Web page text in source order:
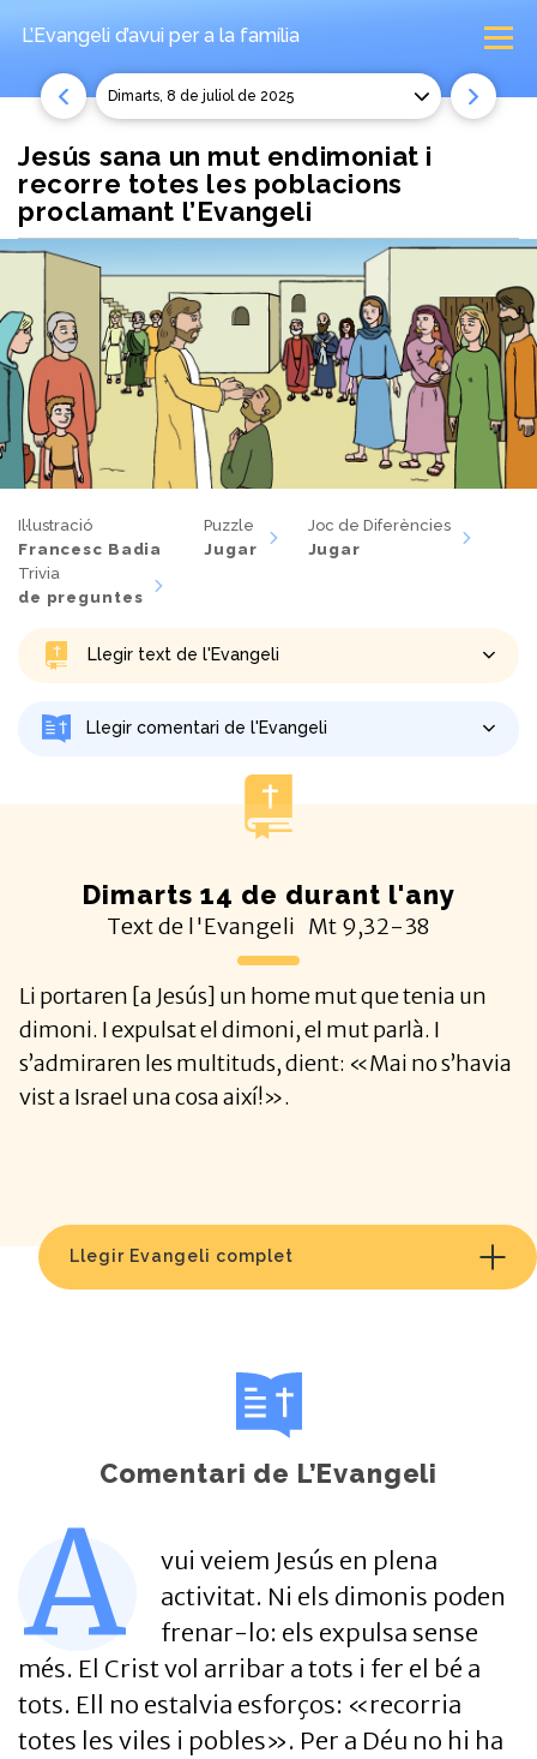
L’Evangeli d’avui per a la família
dimarts, 8 de juliol de 2025
Jesús sana un mut endimoniat i
recorre totes les poblacions
proclamant l’Evangeli
Il·lustració
Francesc Badia
Puzzle
Jugar
Joc de Diferències
Jugar
Trivia
de preguntes
Llegir text de l'Evangeli
Llegir comentari de l'Evangeli
Dimarts 14 de durant l'any
Text de l'Evangeli Mt 9,32-38
Li portaren [a Jesús] un home mut que tenia un
dimoni. I expulsat el dimoni, el mut parlà. I
s’admiraren les multituds, dient: «Mai no s’havia
vist a Israel una cosa així!».
Llegir Evangeli complet
Comentari de L’Evangeli
A
vui veiem Jesús en plena
activitat. Ni els dimonis poden
frenar-lo: els expulsa sense
més. El Crist vol arribar a tots i fer el bé a
tots. Ell no estalvia esforços: «recorria
totes les viles i pobles». Per a Déu no hi ha